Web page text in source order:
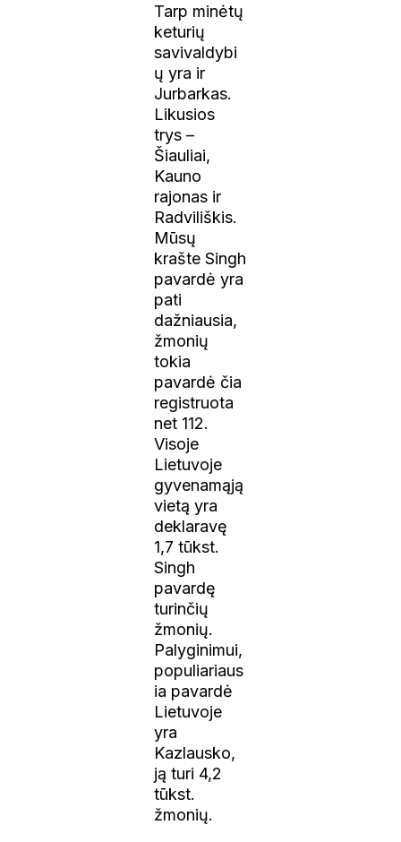
Tarp minėtų
keturių
savivaldybi
ų yra ir
Jurbarkas.
Likusios
trys –
Šiauliai,
Kauno
rajonas ir
Radviliškis.
Mūsų
krašte Singh
pavardė yra
pati
dažniausia,
žmonių
tokia
pavardė čia
registruota
net 112.
Visoje
Lietuvoje
gyvenamąją
vietą yra
deklaravę
1,7 tūkst.
Singh
pavardę
turinčių
žmonių.
Palyginimui,
populiariaus
ia pavardė
Lietuvoje
yra
Kazlausko,
ją turi 4,2
tūkst.
žmonių.